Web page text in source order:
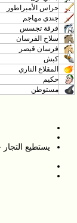
حراس الأمبراطور
جندي مهاجم
فرقة تجسس
سلاح الفرسان
فرسان قيصر
كبش
المقلاع الناري
حكيم
مستوطن